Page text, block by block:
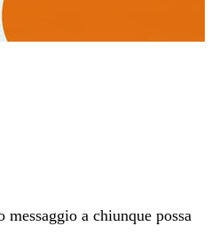
a chiunque possa